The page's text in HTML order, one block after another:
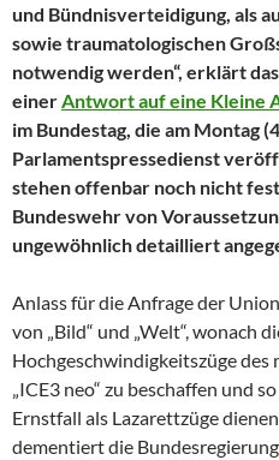
und Bündnisverteidigung, als
sowie traumatologischen
notwendig werden“, erklärt
einer Antwort auf eine Kleine
im Bundestag, die am Montag
Parlamentspressedienst
stehen offenbar noch nicht
Bundeswehr von
ungewöhnlich detailliert
Anlass für die Anfrage der
von „Bild“ und „Welt“, wonach
Hochgeschwindigkeitszüge des
„ICE3 neo“ zu beschaffen und
Ernstfall als Lazarettzüge
dementiert die